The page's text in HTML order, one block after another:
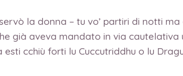
la donna – tu vo’ partiri di notti
già aveva mandato in via
esti cchiù forti lu Cuccutriddhu o lu